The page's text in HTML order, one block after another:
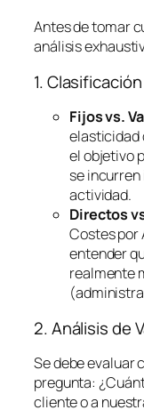
Antes de tomar
análisis
1.
Fijos vs.
elasticidad
el objetivo
se
actividad.
Directos
Costes por
entender
realmente
2. Análisis de
Se debe evaluar
pregunta:
cliente o a